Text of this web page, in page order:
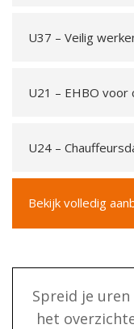
U37 – Veilig
U21 – EHBO voor
U24 –
Bekijk volledig
Spreid je
het